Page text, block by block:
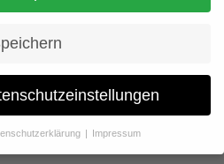
Impressum